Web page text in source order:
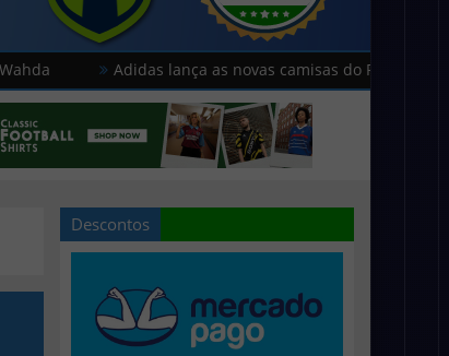
Adidas lança as novas camisas do Paris FC
Descontos